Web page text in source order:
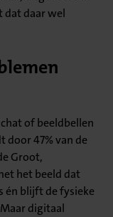
dat daar wel
of beeldbellen
door 47% van de
Groot,
het beeld dat
én blijft de fysieke
digitaal